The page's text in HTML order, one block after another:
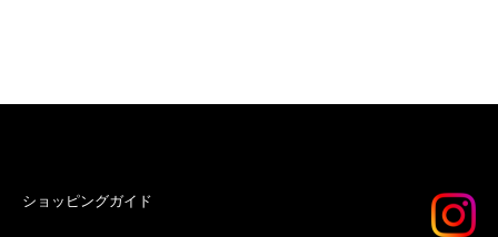
ショッピングガイド